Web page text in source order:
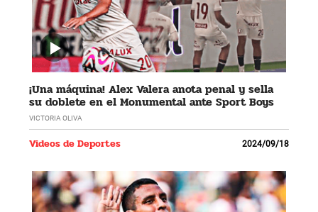
¡Una máquina! Alex Valera anota penal y sella
su doblete en el Monumental ante Sport Boys
VICTORIA OLIVA
Videos de Deportes 2024/09/18